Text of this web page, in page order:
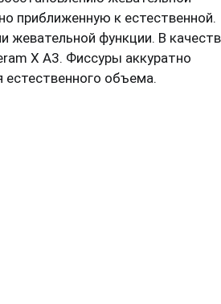
приближенную к естественной.
жевательной функции. В
X A3. Фиссуры аккуратно
естественного объема.